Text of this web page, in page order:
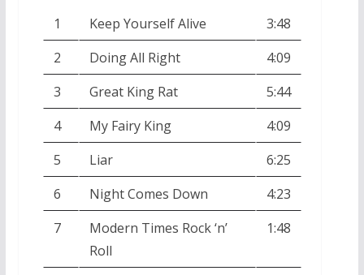
1 Keep Yourself Alive
3:48
2
Doing All Right
4:09
3
Great King Rat
5:44
4
My Fairy King
4:09
5
Liar
6:25
6
Night Comes Down
4:23
7
Modern Times Rock ‘n’
Roll
1:48